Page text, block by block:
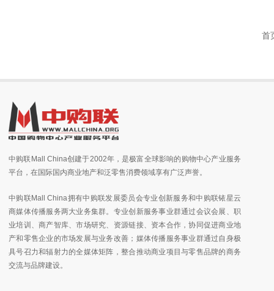
首
中购联Mall China创建于2002年，是极富全球影响的购物中心产业服务
平台，在国际国内商业地产和泛零售消费领域享有广泛声誉。
中购联Mall China拥有中购联发展委员会专业创新服务和中购联铱星云
商媒体传播服务两大业务集群。专业创新服务事业群通过会议会展、职
业培训、商产智库、市场研究、资源链接、资本合作，协同促进商业地
产和零售企业的市场发展与业务改善；媒体传播服务事业群通过自身极
具号召力和辐射力的全媒体矩阵，整合推动商业项目与零售品牌的商务
交流与品牌建设。